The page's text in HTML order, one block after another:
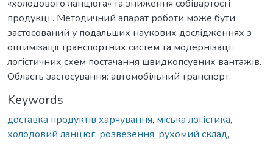
«холодового ланцюга» та зниження собівартості
продукції. Методичний апарат роботи може бути
застосований у подальших наукових дослідженнях з
оптимізації транспортних систем та модернізації
логістичних схем постачання швидкопсувних вантажів.
Область застосування: автомобільний транспорт.
Keywords
доставка продуктів харчування, міська логістика,
холодовий ланцюг, розвезення, рухомий склад,